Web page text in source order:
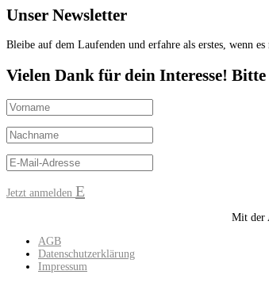
Unser Newsletter
Bleibe auf dem Laufenden und erfahre als erstes, wenn
Vielen Dank für dein Interesse!
Jetzt anmelden
Mit der
AGB
Datenschutzerklärung
Impressum